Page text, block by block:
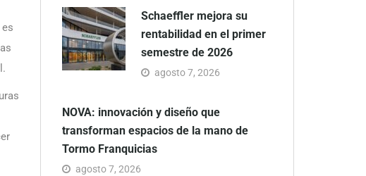
Schaeffler mejora su
rentabilidad en el primer
semestre de 2026
agosto 7, 2026
NOVA: innovación y diseño que
transforman espacios de la mano de
Tormo Franquicias
agosto 7, 2026